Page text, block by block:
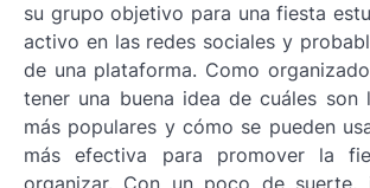
su grupo objetivo para una fiesta
activo en las redes sociales y
de una plataforma. Como
tener una buena idea de cuáles son
más populares y cómo se pueden
más efectiva para promover la
organizar. Con un poco de suerte,